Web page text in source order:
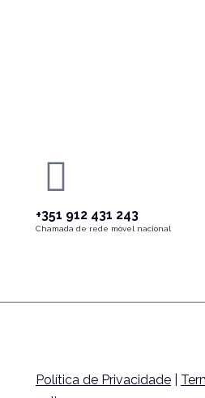
+351 912 431 243
Chamada de rede móvel nacional
Política de Privacidade